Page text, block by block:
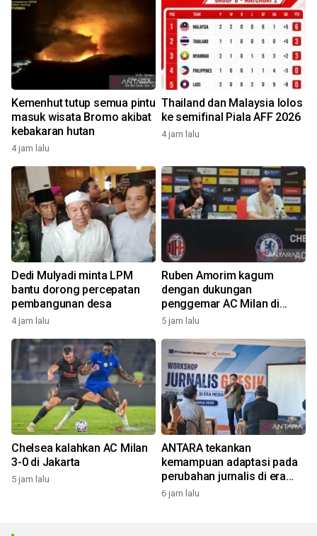
Kemenhut tutup semua pintu
masuk wisata Bromo akibat
kebakaran hutan
4 jam lalu
Thailand dan Malaysia lolos
ke semifinal Piala AFF 2026
4 jam lalu
Dedi Mulyadi minta LPM
bantu dorong percepatan
pembangunan desa
4 jam lalu
Ruben Amorim kagum
dengan dukungan
penggemar AC Milan di
Indonesia
5 jam lalu
Chelsea kalahkan AC Milan
3-0 di Jakarta
5 jam lalu
ANTARA tekankan
kemampuan adaptasi pada
perubahan jurnalis di era
digital
6 jam lalu